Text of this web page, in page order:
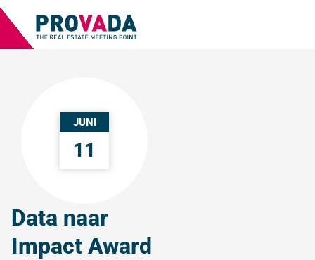
JUNI
11
Data naar
Impact Award